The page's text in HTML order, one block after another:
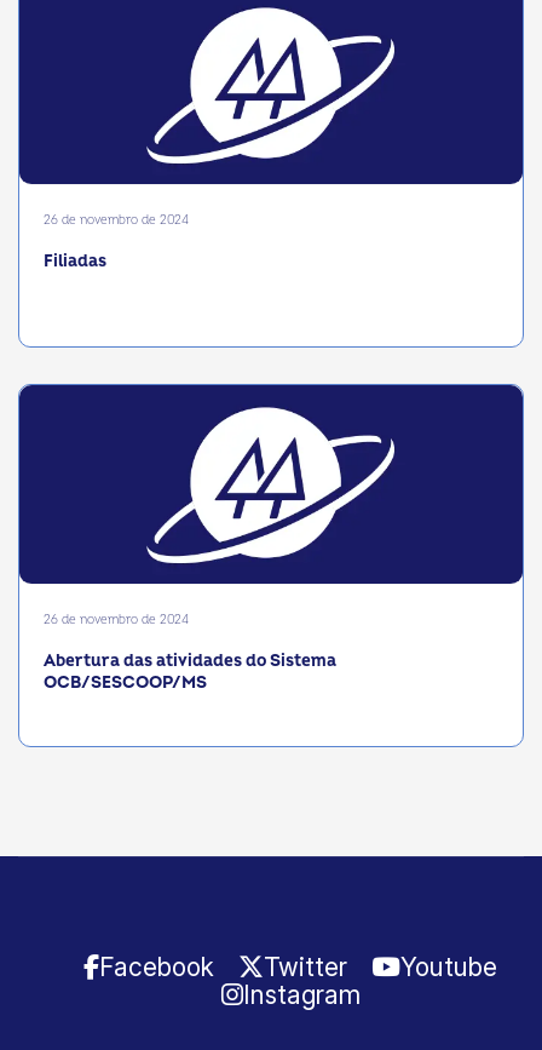
26 de novembro de 2024
Filiadas
26 de novembro de 2024
Abertura das atividades do Sistema
OCB/SESCOOP/MS
Facebook Twitter
Youtube
Instagram